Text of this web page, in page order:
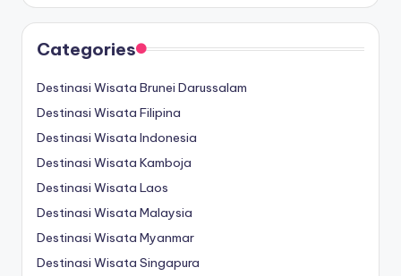
Categories
Destinasi Wisata Brunei Darussalam
Destinasi Wisata Filipina
Destinasi Wisata Indonesia
Destinasi Wisata Kamboja
Destinasi Wisata Laos
Destinasi Wisata Malaysia
Destinasi Wisata Myanmar
Destinasi Wisata Singapura